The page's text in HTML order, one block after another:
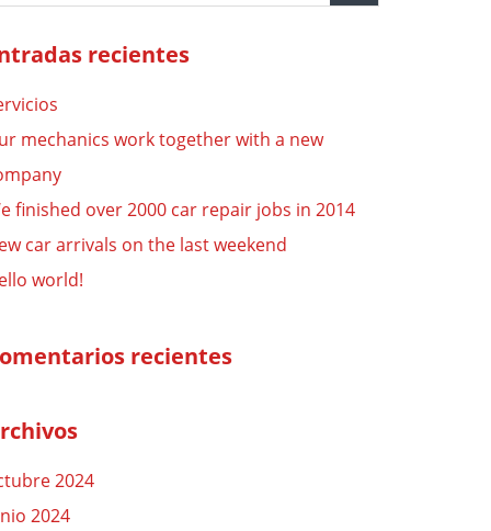
recientes
mechanics work together with a new
finished over 2000 car repair jobs in 2014
car arrivals on the last weekend
world!
recientes
2024
2024